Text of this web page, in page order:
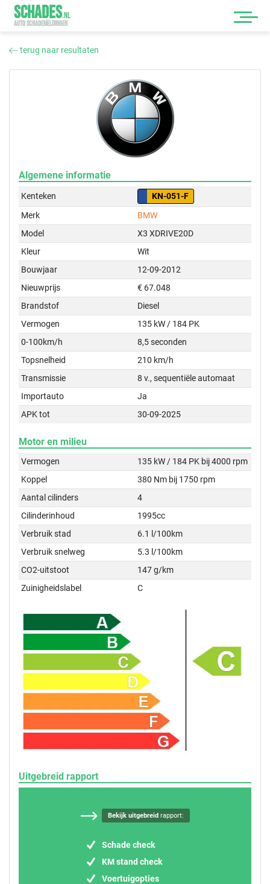
SCHADES.NL
AUTO SCHADEMELDINGEN
terug naar resultaten
Algemene informatie
Kenteken
KN-051-F
Merk
BMW
Model
X3 XDRIVE20D
Kleur
Wit
Bouwjaar
12-09-2012
Nieuwprijs
€ 67.048
Brandstof
Diesel
Vermogen
135 kW / 184 PK
0-100km/h
8,5 seconden
Topsnelheid
210 km/h
Transmissie
8 v., sequentiële automaat
Importauto
Ja
APK tot
30-09-2025
Motor en milieu
Vermogen
135 kW / 184 PK bij 4000 rpm
Koppel
380 Nm bij 1750 rpm
Aantal cilinders
4
Cilinderinhoud
1995cc
Verbruik stad
6.1 l/100km
Verbruik snelweg
5.3 l/100km
CO2-uitstoot
147 g/km
Zuinigheidslabel
C
Uitgebreid rapport
Bekijk uitgebreidrapport:
Schade check
KM stand check
Voertuigopties